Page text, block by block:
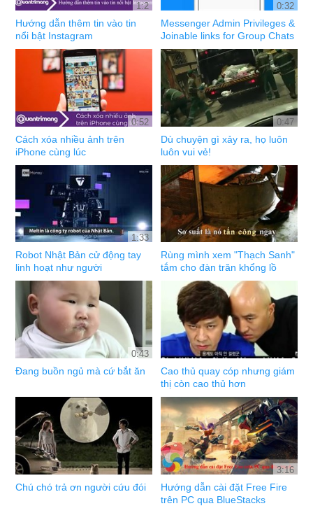
1:2
Hướng dẫn thêm tin vào tin
nổi bật Instagram
0:32
Messenger Admin Privileges &
Joinable links for Group Chats
0:52
Cách xóa nhiều ảnh trên
iPhone cùng lúc
0:47
Dù chuyện gì xảy ra, họ luôn
luôn vui vẻ!
1:33
Robot Nhật Bản cử động tay
linh hoạt như người
Rùng mình xem "Thạch Sanh"
tắm cho đàn trăn khổng lồ
0:43
Đang buồn ngủ mà cứ bắt ăn
Cao thủ quay cóp nhưng giám
thị còn cao thủ hơn
Chú chó trả ơn người cứu đói
3:16
Hướng dẫn cài đặt Free Fire
trên PC qua BlueStacks